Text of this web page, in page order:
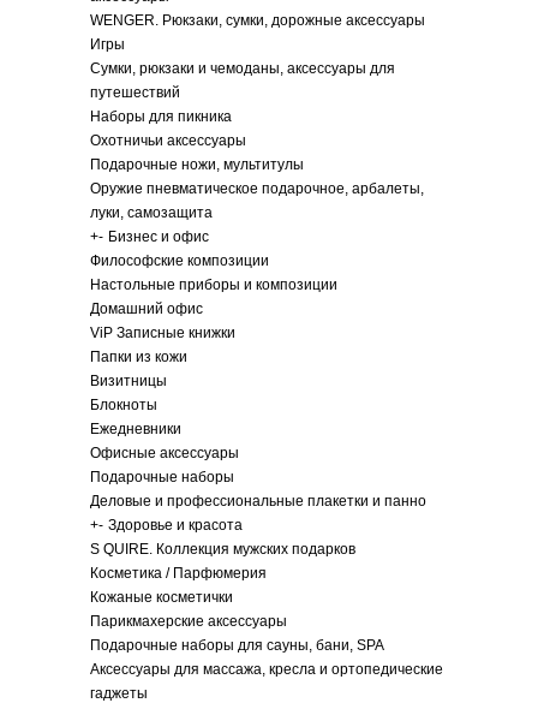
WENGER. Рюкзаки, сумки, дорожные аксессуары
Игры
Сумки, рюкзаки и чемоданы, аксессуары для
путешествий
Наборы для пикника
Охотничьи аксессуары
Подарочные ножи, мультитулы
Оружие пневматическое подарочное, арбалеты,
луки, самозащита
+- Бизнес и офис
Философские композиции
Настольные приборы и композиции
Домашний офис
ViP Записные книжки
Папки из кожи
Визитницы
Блокноты
Ежедневники
Офисные аксессуары
Подарочные наборы
Деловые и профессиональные плакетки и панно
+- Здоровье и красота
S QUIRE. Коллекция мужских подарков
Косметика / Парфюмерия
Кожаные косметички
Парикмахерские аксессуары
Подарочные наборы для сауны, бани, SPA
Аксессуары для массажа, кресла и ортопедические
гаджеты